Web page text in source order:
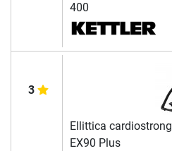
400
3
Ellittica cardiostrong
EX90 Plus